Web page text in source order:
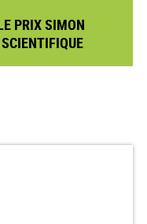
PRIX SIMON